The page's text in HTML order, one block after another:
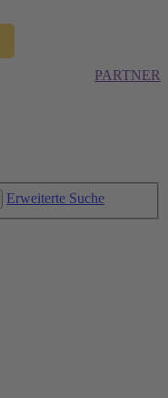
PARTNER
Erweiterte Suche